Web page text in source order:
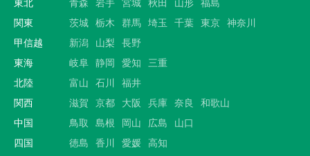
東北
青森 岩手 宮城 秋田 山形 福島
関東
茨城 栃木 群馬 埼玉 千葉 東京 神奈川
甲信越
新潟 山梨
長野
東海
岐阜 静岡 愛知
三重
北陸
富山 石川
福井
関西
滋賀 京都 大阪 兵庫 奈良
和歌山
中国
鳥取 島根 岡山 広島
山口
四国
徳島 香川 愛媛 高知